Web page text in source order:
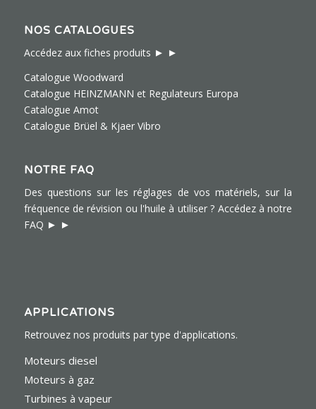
NOS CATALOGUES
Accédez aux fiches produits ► ►
Catalogue Woodward
Catalogue HEINZMANN et Regulateurs Europa
Catalogue Amot
Catalogue Brüel & Kjaer Vibro
NOTRE FAQ
Des questions sur les réglages de vos matériels, sur la
fréquence de révision ou l'huile à utiliser ? Accédez à notre
FAQ ► ►
APPLICATIONS
Retrouvez nos produits par type d'applications.
Moteurs diesel
Moteurs à gaz
Turbines à vapeur